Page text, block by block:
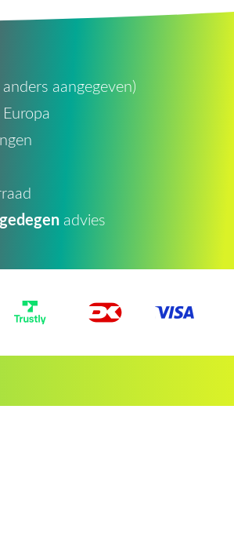
aangegeven)
gedegenadvies